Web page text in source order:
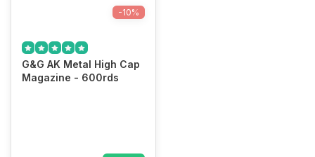
-10%
G&G AK Metal High Cap
Magazine - 600rds